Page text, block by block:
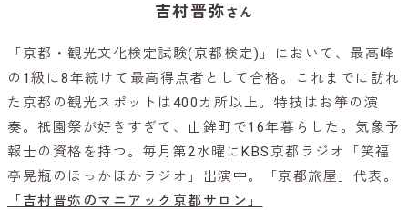
吉村晋弥さん
「京都・観光文化検定試験(京都検定)」において、最高峰
の1級に8年続けて最高得点者として合格。これまでに訪れ
た京都の観光スポットは400カ所以上。特技はお箏の演
奏。祇園祭が好きすぎて、山鉾町で16年暮らした。気象予
報士の資格を持つ。毎月第2水曜にKBS京都ラジオ「笑福
亭晃瓶のほっかほかラジオ」出演中。「京都旅屋」代表。
「吉村晋弥のマニアック京都サロン」